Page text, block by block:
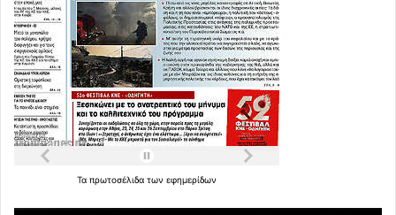
Τα πρωτοσέλιδα των εφημερίδων